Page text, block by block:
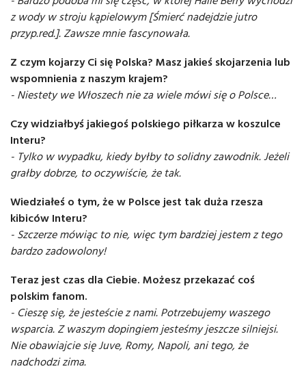
z wody w stroju kąpielowym [Śmierć nadejdzie jutro
przyp.red.]. Zawsze mnie fascynowała.
Z czym kojarzy Ci się Polska? Masz jakieś skojarzenia lub
wspomnienia z naszym krajem?
- Niestety we Włoszech nie za wiele mówi się o Polsce…
Czy widziałbyś jakiegoś polskiego piłkarza w koszulce
Interu?
- Tylko w wypadku, kiedy byłby to solidny zawodnik. Jeżeli
grałby dobrze, to oczywiście, że tak.
Wiedziałeś o tym, że w Polsce jest tak duża rzesza
kibiców Interu?
- Szczerze mówiąc to nie, więc tym bardziej jestem z tego
bardzo zadowolony!
Teraz jest czas dla Ciebie. Możesz przekazać coś
polskim fanom.
- Cieszę się, że jesteście z nami. Potrzebujemy waszego
wsparcia. Z waszym dopingiem jesteśmy jeszcze silniejsi.
Nie obawiajcie się Juve, Romy, Napoli, ani tego, że
nadchodzi zima.